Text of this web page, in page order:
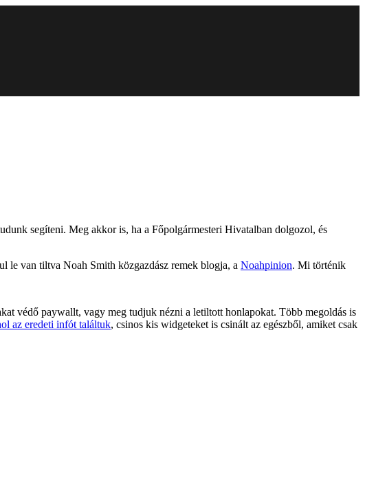
segíteni. Meg akkor is, ha a Főpolgármesteri Hivatalban dolgozol, és
le van tiltva Noah Smith közgazdász remek blogja, a Noahpinion. Mi történik
védő paywallt, vagy meg tudjuk nézni a letiltott honlapokat. Több megoldás is
az eredeti infót találtuk, csinos kis widgeteket is csinált az egészből, amiket csak